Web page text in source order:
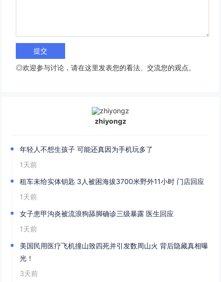
◎欢迎参与讨论，请在这里发表您的看法、交流您的观点。
zhiyongz
年轻人不想生孩子 可能还真因为手机玩多了
1天前
租车未给实体钥匙 3人被困海拔3700米野外11小时 门店回应
1天前
女子患甲沟炎被流浪狗舔脚确诊三级暴露 医生回应
1天前
美国民用医疗飞机撞山致四死并引发数周山火 背后隐藏真相曝
光！
3天前